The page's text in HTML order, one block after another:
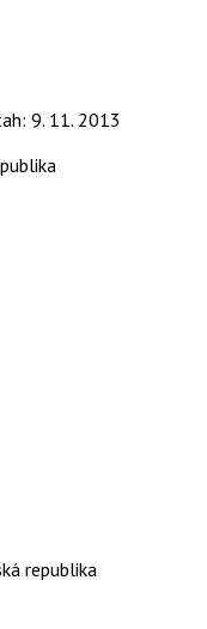
9. 11. 2013
republika